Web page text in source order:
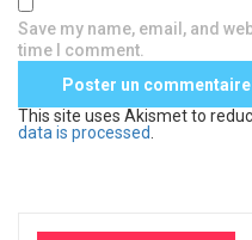
Save my name, email, and
time I comment.
This site uses Akismet to
data is processed